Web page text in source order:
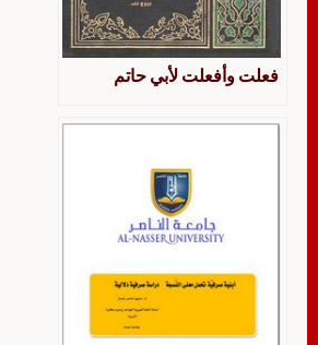
فعلت وأفعلت لأبي حاتم